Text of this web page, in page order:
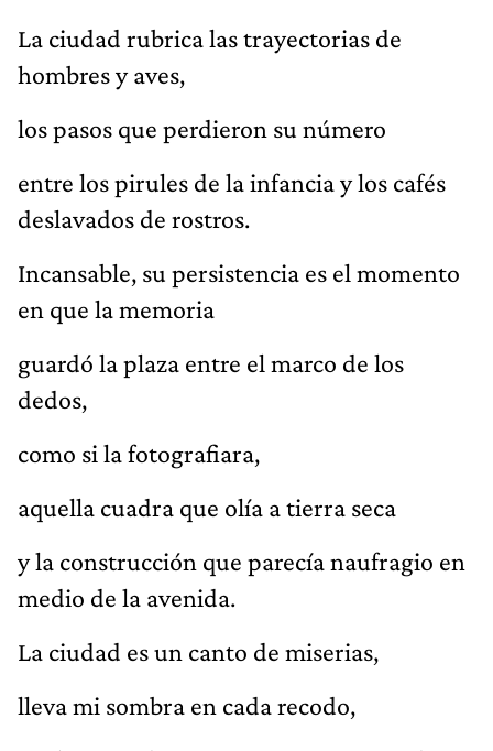
La ciudad rubrica las trayectorias de
hombres y aves,
los pasos que perdieron su número
entre los pirules de la infancia y los cafés
deslavados de rostros.
Incansable, su persistencia es el momento
en que la memoria
guardó la plaza entre el marco de los
dedos,
como si la fotografiara,
aquella cuadra que olía a tierra seca
y la construcción que parecía naufragio en
medio de la avenida.
La ciudad es un canto de miserias,
lleva mi sombra en cada recodo,